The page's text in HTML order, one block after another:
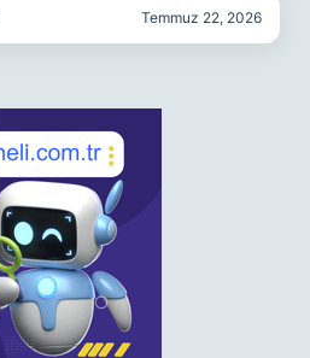
Temmuz 22, 2026